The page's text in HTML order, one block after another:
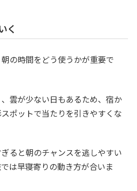
く
の時間をどう使うかが重要で
雲が少ない日もあるため、宿か
ポットで当たりを引きやすくな
ると朝のチャンスを逃しやすい
は早寝寄りの動き方が合いま